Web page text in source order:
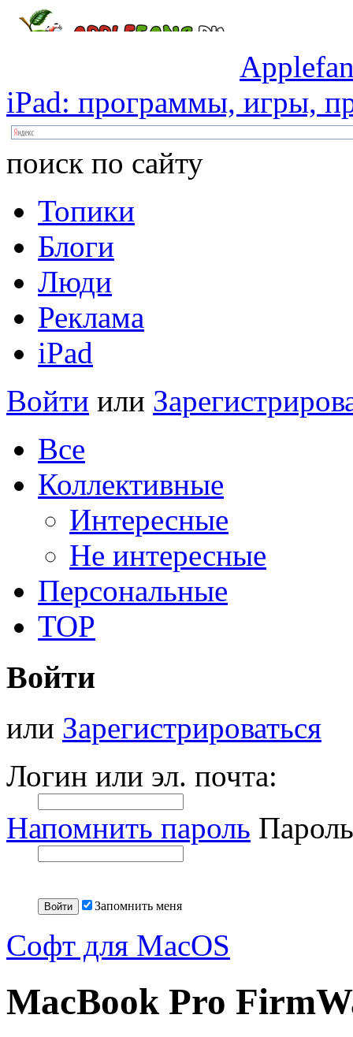
iPad: программы, игры,
поиск по сайту
Топики
Блоги
Люди
Реклама
iPad
Войти или
Все
Коллективные
Интересные
Не интересные
Персональные
TOP
Войти
или Зарегистрироваться
Логин или эл. почта:
Напомнить пароль
Запомнить меня
Софт для MacOS
MacBook Pro